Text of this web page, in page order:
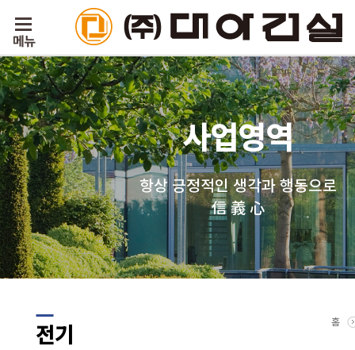
사업영역
항상 긍정적인 생각과 행동으로
信 義 心
전기 홈